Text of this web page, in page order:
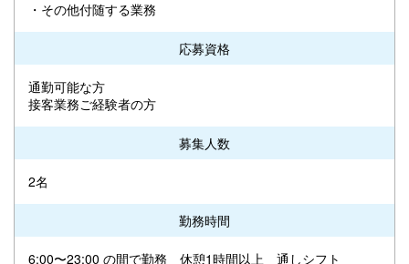
・その他付随する業務
応募資格
通勤可能な方
接客業務ご経験者の方
募集人数
2名
勤務時間
6:00〜23:00 の間で勤務 休憩1時間以上 通しシフト